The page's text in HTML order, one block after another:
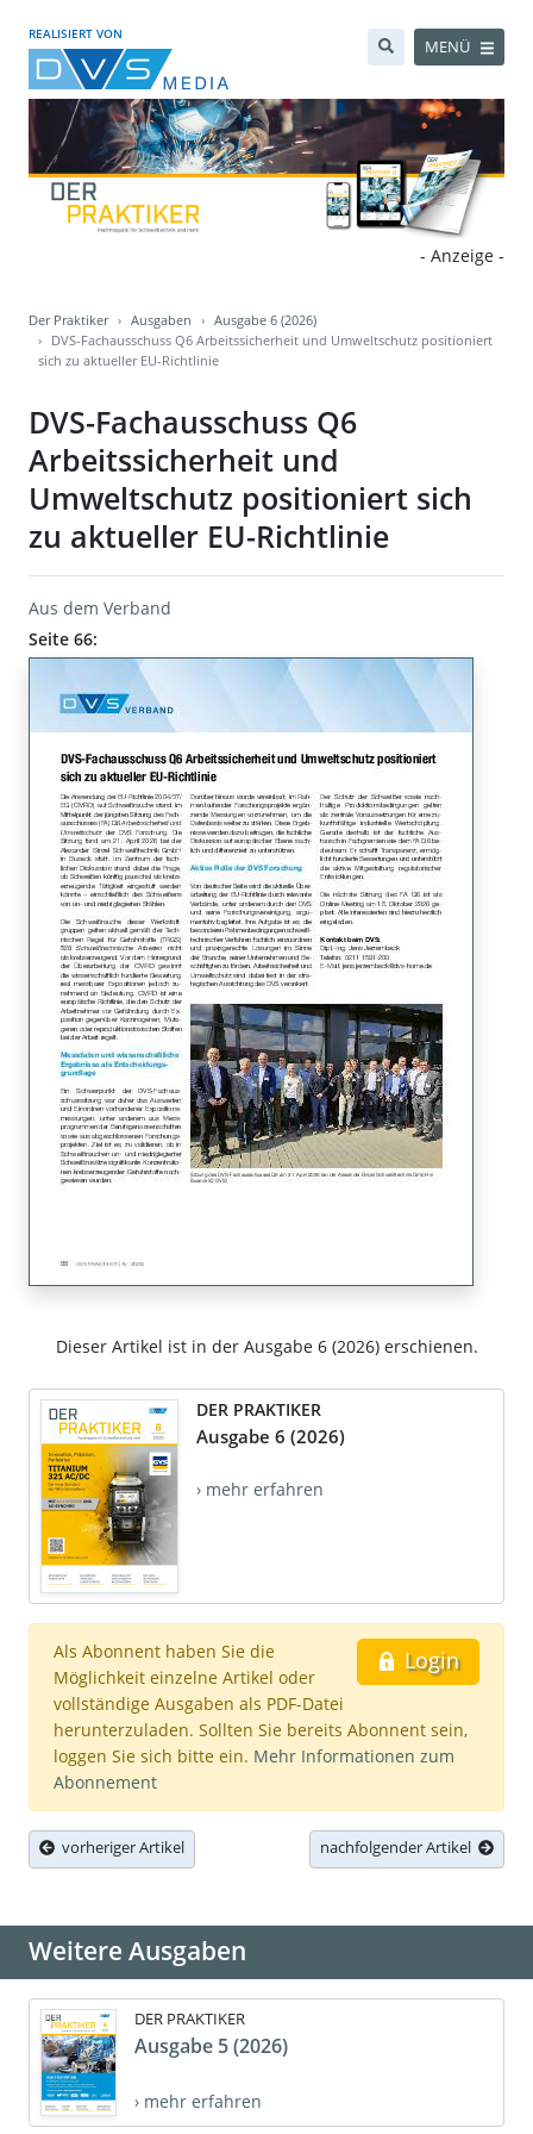
REALISIERT VON
MENÜ
- Anzeige -
Der Praktiker Ausgaben
Ausgabe 6 (2026)
DVS-Fachausschuss Q6 Arbeitssicherheit und Umweltschutz positioniert
sich zu aktueller EU-Richtlinie
DVS-Fachausschuss Q6
Arbeitssicherheit und
Umweltschutz positioniert sich
zu aktueller EU-Richtlinie
Aus dem Verband
Seite 66:
Dieser Artikel ist in der Ausgabe 6 (2026) erschienen.
DER PRAKTIKER
Ausgabe 6 (2026)
› mehr erfahren
Login
Als Abonnent haben Sie die
Möglichkeit einzelne Artikel oder
vollständige Ausgaben als PDF-Datei
herunterzuladen. Sollten Sie bereits Abonnent sein,
loggen Sie sich bitte ein. Mehr Informationen zum
Abonnement
vorheriger Artikel nachfolgender Artikel
Weitere Ausgaben
DER PRAKTIKER
Ausgabe 5 (2026)
› mehr erfahren